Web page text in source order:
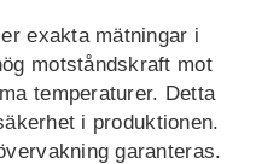
exakta mätningar i
motståndskraft mot
temperaturer. Detta
i produktionen.
garanteras.